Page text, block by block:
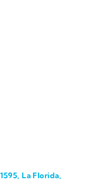
La Florida,